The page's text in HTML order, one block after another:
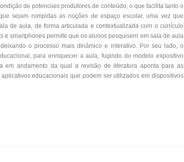
de potenciais produtores de conteúdo, o que facilita tanto o
sejam rompidas as noções de espaço escolar, uma vez que
de aula, de forma articulada e contextualizada com o currículo
e smartphones permite que os alunos pesquisem em sala de aula
o processo mais dinâmico e interativo. Por seu lado, o
para enriquecer a aula, fugindo do modelo expositivo
em andamento da qual a revisão de literatura aponta para as
educacionais que podem ser utilizados em dispositivos